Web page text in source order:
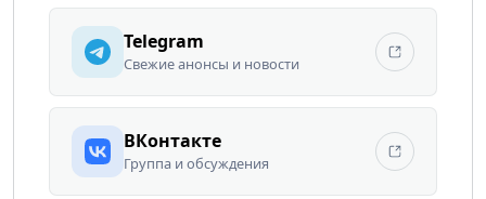
Telegram
Свежие анонсы и новости
ВКонтакте
Группа и обсуждения